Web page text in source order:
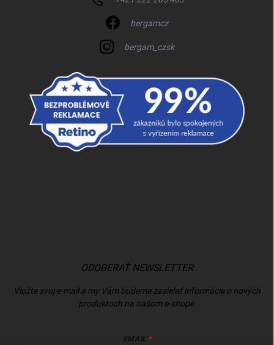
bergamcz
bergam_czsk
ODOBERAŤ NEWSLETTER
Vložte svoj e-mail a my Vám budeme zasielať informácie o nových
produktoch na našom e-shope.
EMAIL